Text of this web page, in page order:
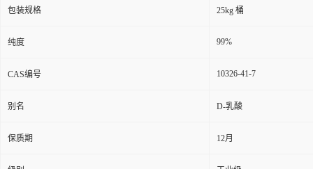
包装规格 25kg 桶
纯度 99%
CAS编号 10326-41-7
别名 D-乳酸
保质期 12月